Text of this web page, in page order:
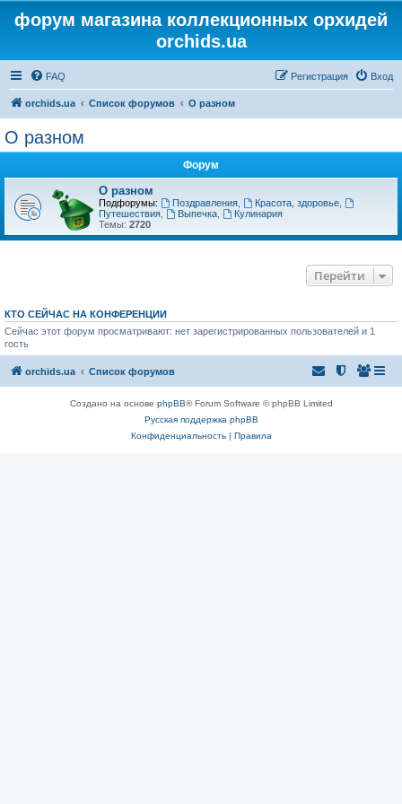
форум магазина коллекционных орхидей
orchids.ua
FAQ Вход
Регистрация
orchids.ua Список форумов О разном
О разном
Форум
О разном
Подфорумы: Поздравления, Красота, здоровье,
Путешествия
Выпечка,
Кулинария
Темы: 2720
Перейти
КТО СЕЙЧАС НА КОНФЕРЕНЦИИ
Сейчас этот форум просматривают: нет зарегистрированных пользователей и 1
гость
orchids.ua Список форумов
Создано на основе phpBB® Forum Software © phpBB Limited
Русская поддержка phpBB
Конфиденциальность| Правила